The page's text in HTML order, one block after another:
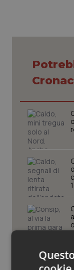
Molise
Piemonte
Provincia
Puglia
Sardegna
Sicilia
Toscana
Epatiti
HIV
Malattie
Malattia di
Obesità